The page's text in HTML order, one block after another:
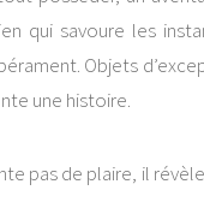
qui savoure les
Objets
une histoire.
pas de plaire, il